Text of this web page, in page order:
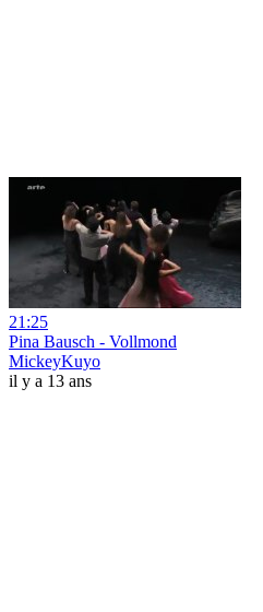
21:25
Pina Bausch - Vollmond
MickeyKuyo
il y a 13 ans